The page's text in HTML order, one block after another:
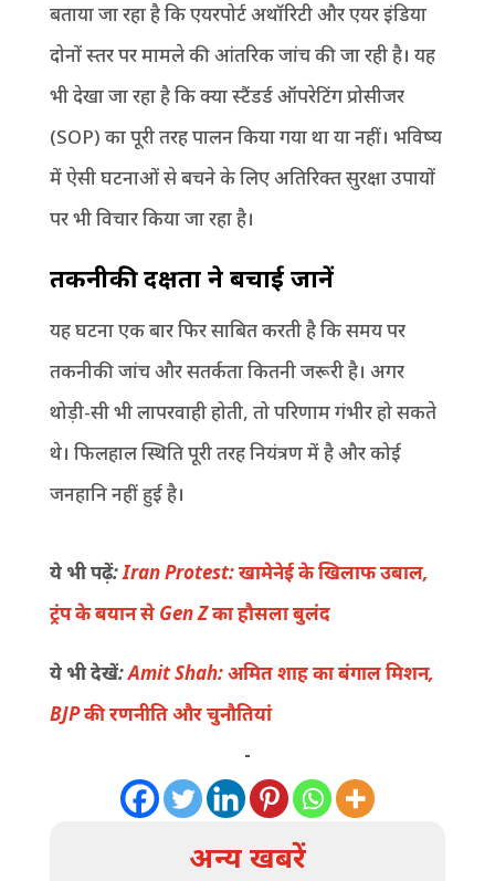
बताया जा रहा है कि एयरपोर्ट अथॉरिटी और एयर इंडिया
दोनों स्तर पर मामले की आंतरिक जांच की जा रही है। यह
भी देखा जा रहा है कि क्या स्टैंडर्ड ऑपरेटिंग प्रोसीजर
(SOP) का पूरी तरह पालन किया गया था या नहीं। भविष्य
में ऐसी घटनाओं से बचने के लिए अतिरिक्त सुरक्षा उपायों
पर भी विचार किया जा रहा है।
तकनीकी दक्षता ने बचाई जानें
यह घटना एक बार फिर साबित करती है कि समय पर
तकनीकी जांच और सतर्कता कितनी जरूरी है। अगर
थोड़ी-सी भी लापरवाही होती, तो परिणाम गंभीर हो सकते
थे। फिलहाल स्थिति पूरी तरह नियंत्रण में है और कोई
जनहानि नहीं हुई है।
ये भी पढ़ें:Iran Protest: खामेनेई के खिलाफ उबाल,
ट्रंप के बयान से Gen Z का हौसला बुलंद
ये भी देखें:Amit Shah: अमित शाह का बंगाल मिशन,
BJP की रणनीति और चुनौतियां
-
अन्य खबरें